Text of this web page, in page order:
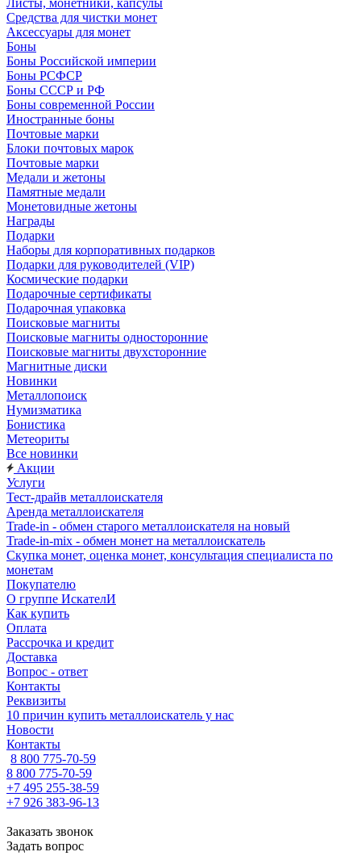
Листы, монетники, капсулы
Средства для чистки монет
Аксессуары для монет
Боны
Боны Российской империи
Боны РСФСР
Боны СССР и РФ
Боны современной России
Иностранные боны
Почтовые марки
Блоки почтовых марок
Почтовые марки
Медали и жетоны
Памятные медали
Монетовидные жетоны
Награды
Подарки
Наборы для корпоративных подарков
Подарки для руководителей (VIP)
Космические подарки
Подарочные сертификаты
Подарочная упаковка
Поисковые магниты
Поисковые магниты односторонние
Поисковые магниты двухсторонние
Магнитные диски
Новинки
Металлопоиск
Нумизматика
Бонистика
Метеориты
Все новинки
Акции
Услуги
Тест-драйв металлоискателя
Аренда металлоискателя
Trade-in - обмен старого металлоискателя на новый
Trade-in-mix - обмен монет на металлоискатель
Скупка монет, оценка монет, консультация специалиста по
монетам
Покупателю
О группе ИскателИ
Как купить
Оплата
Рассрочка и кредит
Доставка
Вопрос - ответ
Контакты
Реквизиты
10 причин купить металлоискатель у нас
Новости
Контакты
8 800 775-70-59
8 800 775-70-59
+7 495 255-38-59
+7 926 383-96-13
Заказать звонок
Задать вопрос